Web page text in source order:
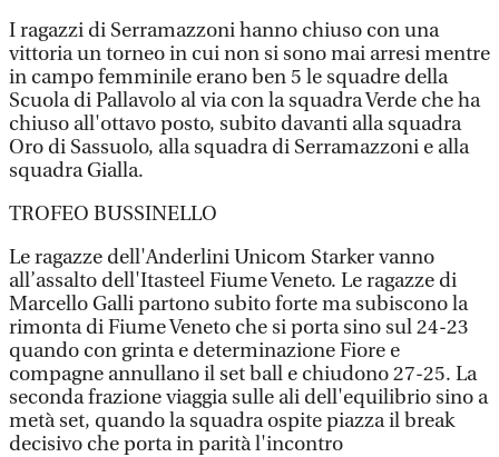
I ragazzi di Serramazzoni hanno chiuso con una
vittoria un torneo in cui non si sono mai arresi mentre
in campo femminile erano ben 5 le squadre della
Scuola di Pallavolo al via con la squadra Verde che ha
chiuso all'ottavo posto, subito davanti alla squadra
Oro di Sassuolo, alla squadra di Serramazzoni e alla
squadra Gialla.
TROFEO BUSSINELLO
Le ragazze dell'Anderlini Unicom Starker vanno
all’assalto dell'Itasteel Fiume Veneto. Le ragazze di
Marcello Galli partono subito forte ma subiscono la
rimonta di Fiume Veneto che si porta sino sul 24-23
quando con grinta e determinazione Fiore e
compagne annullano il set ball e chiudono 27-25. La
seconda frazione viaggia sulle ali dell'equilibrio sino a
metà set, quando la squadra ospite piazza il break
decisivo che porta in parità l'incontro